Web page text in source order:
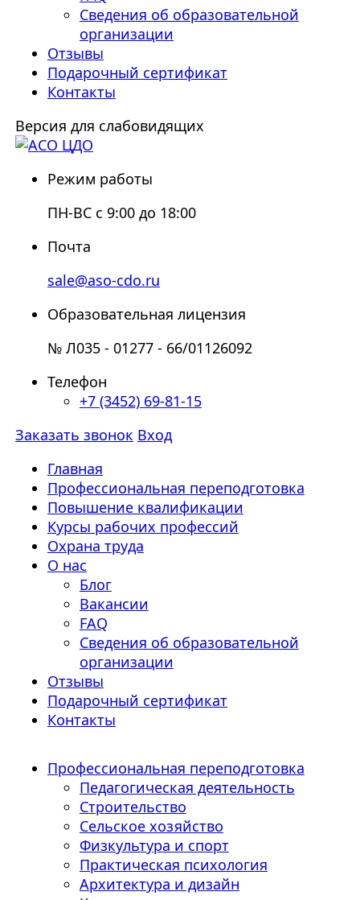
Сведения об образовательной
организации
Отзывы
Подарочный сертификат
Контакты
Версия для слабовидящих
Режим работы
ПН-ВС с 9:00 до 18:00
Почта
sale@aso-cdo.ru
Образовательная лицензия
№ Л035 - 01277 - 66/01126092
Телефон
+7 (3452) 69-81-15
Заказать звонок Вход
Главная
Профессиональная переподготовка
Повышение квалификации
Курсы рабочих профессий
Охрана труда
О нас
Блог
Вакансии
FAQ
Сведения об образовательной
организации
Отзывы
Подарочный сертификат
Контакты
Профессиональная переподготовка
Педагогическая деятельность
Строительство
Сельское хозяйство
Физкультура и спорт
Практическая психология
Архитектура и дизайн